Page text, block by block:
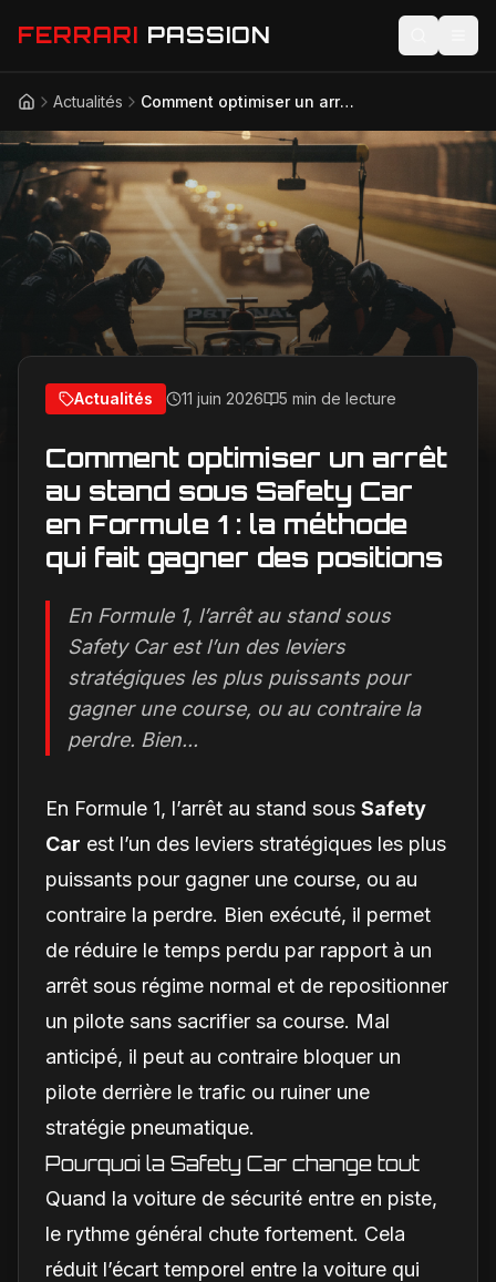
FERRARI PASSION
Actualités
Modèles
Compétition
Technologie
AccueilActualités Comment optimiser un arrêt au stand sous Safety Car en Formule 1 : la méthode qui fait gagner des positions
Actualités 11 juin 2026 5 min de lecture
Comment optimiser un arrêt
au stand sous Safety Car
en Formule 1 : la méthode
qui fait gagner des positions
En Formule 1, l’arrêt au stand sous
Safety Car est l’un des leviers
stratégiques les plus puissants pour
gagner une course, ou au contraire la
perdre. Bien...
En Formule 1, l’arrêt au stand sous Safety
Car est l’un des leviers stratégiques les plus
puissants pour gagner une course, ou au
contraire la perdre. Bien exécuté, il permet
de réduire le temps perdu par rapport à un
arrêt sous régime normal et de repositionner
un pilote sans sacrifier sa course. Mal
anticipé, il peut au contraire bloquer un
pilote derrière le trafic ou ruiner une
stratégie pneumatique.
Pourquoi la Safety Car change tout
Quand la voiture de sécurité entre en piste,
le rythme général chute fortement. Cela
réduit l’écart temporel entre la voiture qui